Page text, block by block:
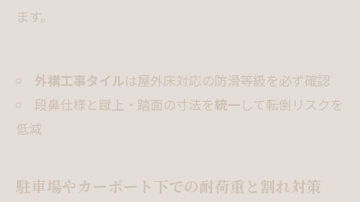
ます。
外構工事タイルは屋外床対応の防滑等級を必ず確認
段鼻仕様と蹴上・踏面の寸法を統一して転倒リスクを
低減
駐車場やカーポート下での耐荷重と割れ対策